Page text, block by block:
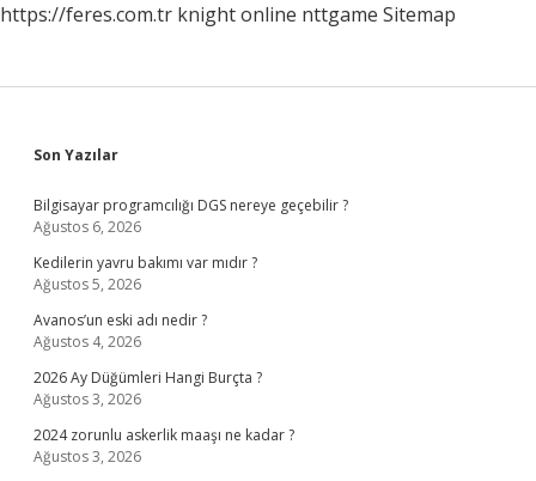
https://feres.com.tr knight online nttgame Sitemap
Sidebar
Son Yazılar
Bilgisayar programcılığı DGS nereye geçebilir ?
Ağustos 6, 2026
Kedilerin yavru bakımı var mıdır ?
Ağustos 5, 2026
Avanos’un eski adı nedir ?
Ağustos 4, 2026
2026 Ay Düğümleri Hangi Burçta ?
Ağustos 3, 2026
2024 zorunlu askerlik maaşı ne kadar ?
Ağustos 3, 2026